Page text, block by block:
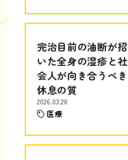
完治目前の油断が招
いた全身の湿疹と社
会人が向き合うべき
休息の質
2026.03.28
医療